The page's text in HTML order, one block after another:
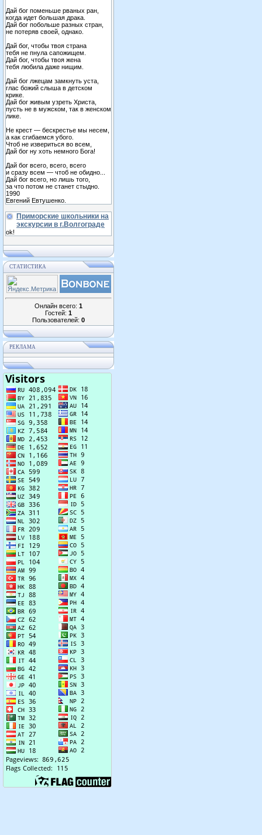
Дай бог поменьше рваных ран,
когда идет большая драка.
Дай бог побольше разных стран,
не потеряв своей, однако.
Дай бог, чтобы твоя страна
тебя не пнула сапожищем.
Дай бог, чтобы твоя жена
тебя любила даже нищим.
Дай бог лжецам замкнуть уста,
глас божий слыша в детском
крике.
Дай бог живым узреть Христа,
пусть не в мужском, так в женском
лике.
Не крест — бескрестье мы несем,
а как сгибаемся убого.
Чтоб не извериться во всем,
Дай бог ну хоть немного Бога!
Дай бог всего, всего, всего
и сразу всем — чтоб не обидно...
Дай бог всего, но лишь того,
за что потом не станет стыдно.
1990
Евгений Евтушенко.
Приморские школьники на
экскурсии в г.Волгограде
ok!
СТАТИСТИКА
Онлайн всего: 1
Гостей: 1
Пользователей: 0
РЕКЛАМА